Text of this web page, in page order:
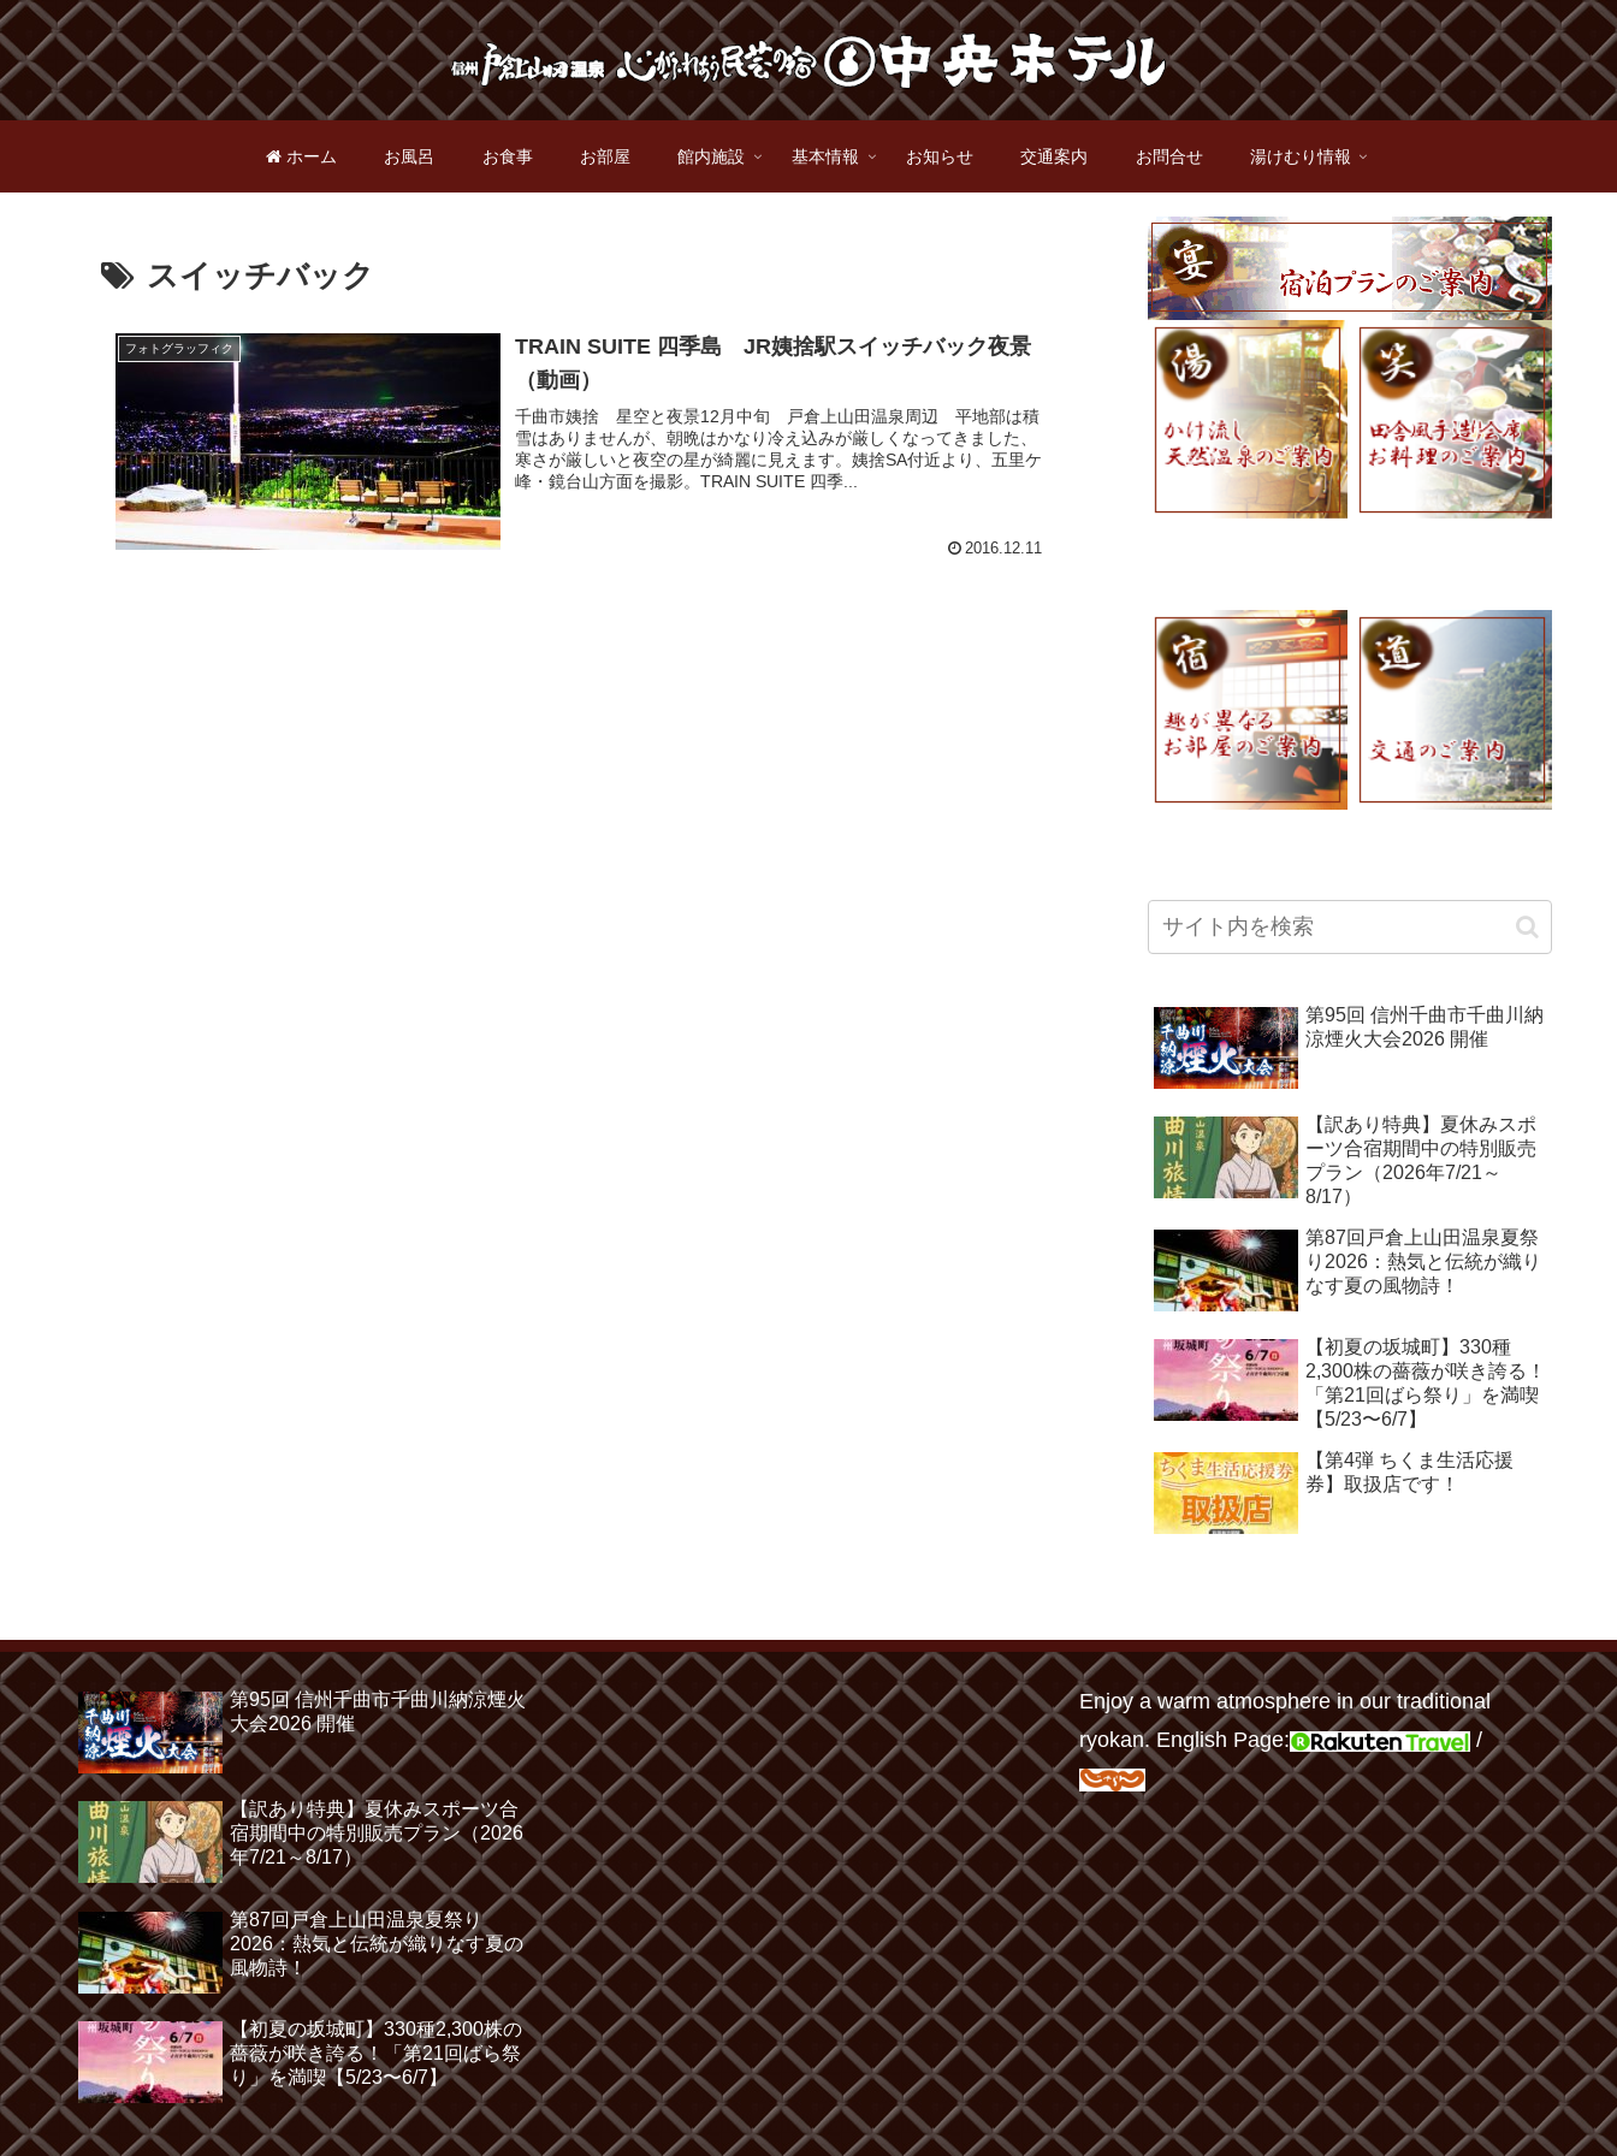
ホーム お風呂 お食事 お部屋 館内施設 基本情報 お知らせ 交通案内 お問合せ 湯けむり情報
スイッチバック
フォトグラッフィク
TRAIN SUITE 四季島 JR姨捨駅スイッチバック夜景
（動画）
千曲市姨捨 星空と夜景12月中旬 戸倉上山田温泉周辺 平地部は積
雪はありませんが、朝晩はかなり冷え込みが厳しくなってきました、
寒さが厳しいと夜空の星が綺麗に見えます。姨捨SA付近より、五里ケ
峰・鏡台山方面を撮影。TRAIN SUITE 四季...
2016.12.11
第95回 信州千曲市千曲川納
涼煙火大会2026 開催
【訳あり特典】夏休みスポ
ーツ合宿期間中の特別販売
プラン（2026年7/21～
8/17）
第87回戸倉上山田温泉夏祭
り2026：熱気と伝統が織り
なす夏の風物詩！
【初夏の坂城町】330種
2,300株の薔薇が咲き誇る！
「第21回ばら祭り」を満喫
【5/23〜6/7】
【第4弾 ちくま生活応援
券】取扱店です！
第95回 信州千曲市千曲川納涼煙火
大会2026 開催
【訳あり特典】夏休みスポーツ合
宿期間中の特別販売プラン（2026
年7/21～8/17）
第87回戸倉上山田温泉夏祭り
2026：熱気と伝統が織りなす夏の
風物詩！
【初夏の坂城町】330種2,300株の
薔薇が咲き誇る！「第21回ばら祭
り」を満喫【5/23〜6/7】
Enjoy a warm atmosphere in our traditional
ryokan. English Page:
/